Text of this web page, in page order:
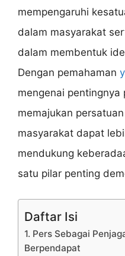
mempengaruhi
dalam masyarakat
dalam membentuk
Dengan pemahaman
mengenai pentingnya
memajukan
masyarakat dapat
mendukung
satu pilar penting
Daftar Isi
1. Pers Sebagai
Berpendapat